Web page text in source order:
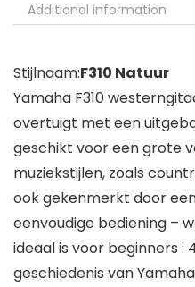
Additional information
Stijlnaam:F310 Natuur
Yamaha F310
overtuigt met een
geschikt voor een grote
muziekstijlen, zoals
ook gekenmerkt door
eenvoudige bediening –
ideaal is voor beginners :
geschiedenis van